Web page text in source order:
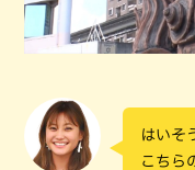
はいそ
こちら